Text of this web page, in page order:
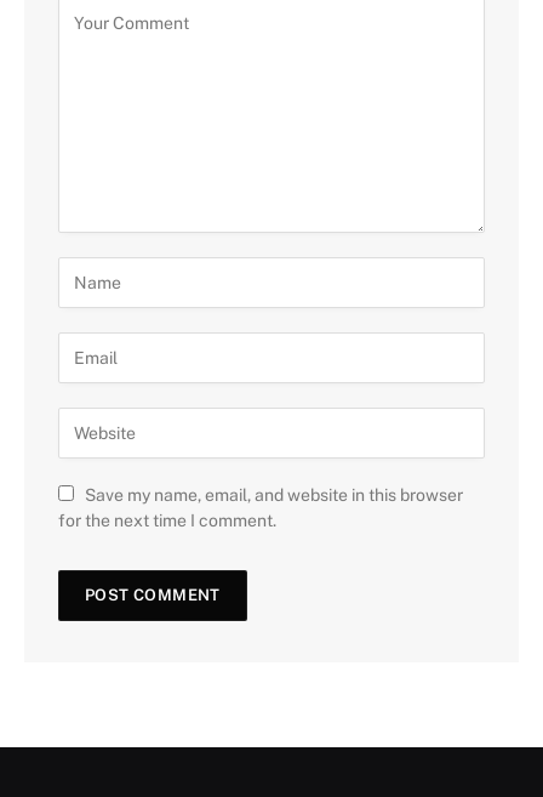
Save my name, email, and website in this browser
for the next time I comment.